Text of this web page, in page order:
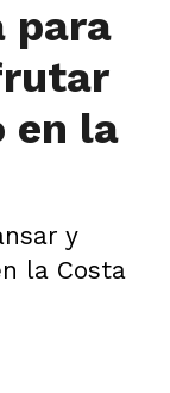
para
en la
y
la Costa